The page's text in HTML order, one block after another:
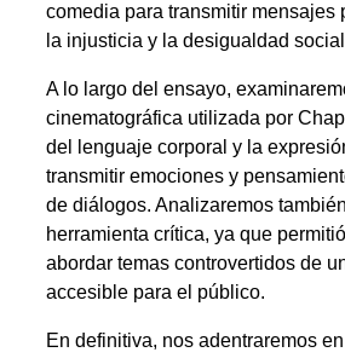
comedia para transmitir mensajes
la injusticia y la desigualdad
A lo largo del ensayo,
cinematográfica utilizada por
del lenguaje corporal y la
transmitir emociones y
de diálogos. Analizaremos
herramienta crítica, ya que
abordar temas controvertidos de
accesible para el público.
En definitiva, nos adentraremos